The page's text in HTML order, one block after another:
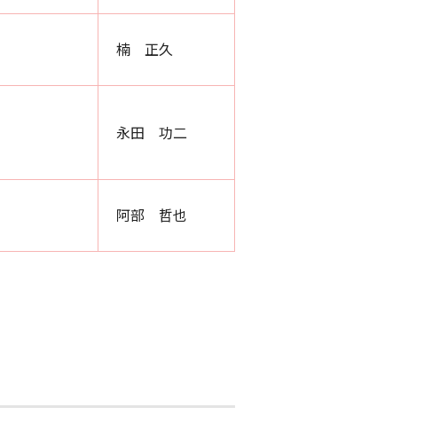
楠 正久
永田 功二
阿部 哲也